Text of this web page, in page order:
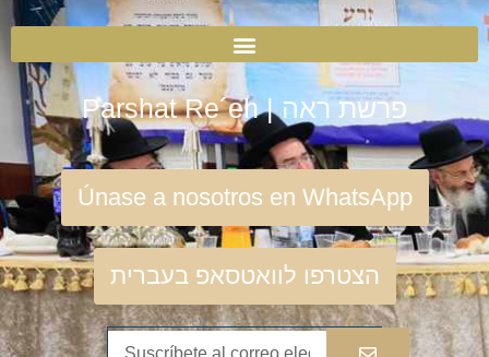
Parshat Re´eh | פרשת ראה
Únase a nosotros en WhatsApp
הצטרפו לוואטסאפ בעברית